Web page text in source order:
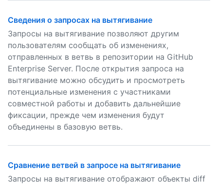
Сведения о запросах на вытягивание
Запросы на вытягивание позволяют другим
пользователям сообщать об изменениях,
отправленных в ветвь в репозитории на GitHub
Enterprise Server. После открытия запроса на
вытягивание можно обсудить и просмотреть
потенциальные изменения с участниками
совместной работы и добавить дальнейшие
фиксации, прежде чем изменения будут
объединены в базовую ветвь.
Сравнение ветвей в запросе на вытягивание
Запросы на вытягивание отображают объекты diff